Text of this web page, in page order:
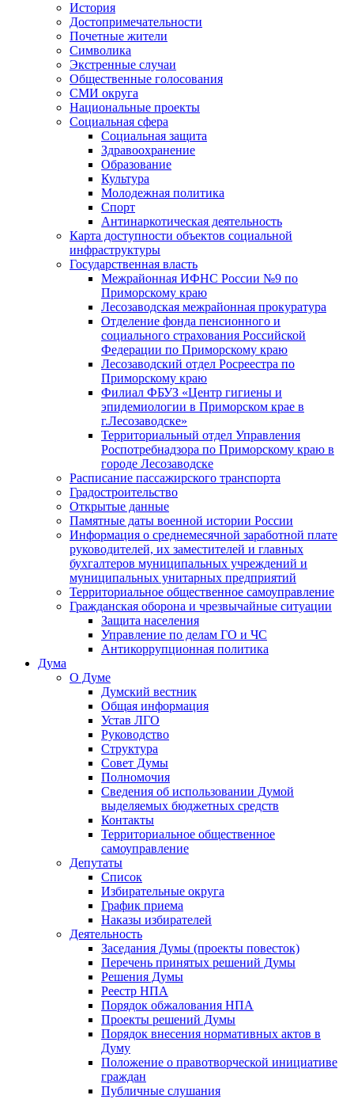
История
Достопримечательности
Почетные жители
Символика
Экстренные случаи
Общественные голосования
СМИ округа
Национальные проекты
Социальная сфера
Социальная защита
Здравоохранение
Образование
Культура
Молодежная политика
Спорт
Антинаркотическая деятельность
Карта доступности объектов социальной
инфраструктуры
Государственная власть
Межрайонная ИФНС России №9 по
Приморскому краю
Лесозаводская межрайонная прокуратура
Отделение фонда пенсионного и
социального страхования Российской
Федерации по Приморскому краю
Лесозаводский отдел Росреестра по
Приморскому краю
Филиал ФБУЗ «Центр гигиены и
эпидемиологии в Приморском крае в
г.Лесозаводске»
Территориальный отдел Управления
Роспотребнадзора по Приморскому краю в
городе Лесозаводске
Расписание пассажирского транспорта
Градостроительство
Открытые данные
Памятные даты военной истории России
Информация о среднемесячной заработной плате
руководителей, их заместителей и главных
бухгалтеров муниципальных учреждений и
муниципальных унитарных предприятий
Территориальное общественное самоуправление
Гражданская оборона и чрезвычайные ситуации
Защита населения
Управление по делам ГО и ЧС
Антикоррупционная политика
Дума
О Думе
Думский вестник
Общая информация
Устав ЛГО
Руководство
Структура
Совет Думы
Полномочия
Сведения об использовании Думой
выделяемых бюджетных средств
Контакты
Территориальное общественное
самоуправление
Депутаты
Список
Избирательные округа
График приема
Наказы избирателей
Деятельность
Заседания Думы (проекты повесток)
Перечень принятых решений Думы
Решения Думы
Реестр НПА
Порядок обжалования НПА
Проекты решений Думы
Порядок внесения нормативных актов в
Думу
Положение о правотворческой инициативе
граждан
Публичные слушания